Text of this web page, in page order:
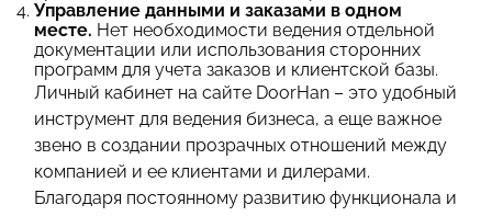
Управление данными и заказами в одном
месте. Нет необходимости ведения отдельной
документации или использования сторонних
программ для учета заказов и клиентской базы.
Личный кабинет на сайте DoorHan – это удобный
инструмент для ведения бизнеса, а еще важное
звено в создании прозрачных отношений между
компанией и ее клиентами и дилерами.
Благодаря постоянному развитию функционала и